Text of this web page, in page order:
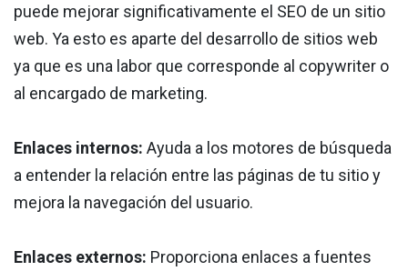
puede mejorar significativamente el SEO de un sitio
web. Ya esto es aparte del desarrollo de sitios web
ya que es una labor que corresponde al copywriter o
al encargado de marketing.
Enlaces internos: Ayuda a los motores de búsqueda
a entender la relación entre las páginas de tu sitio y
mejora la navegación del usuario.
Enlaces externos: Proporciona enlaces a fuentes